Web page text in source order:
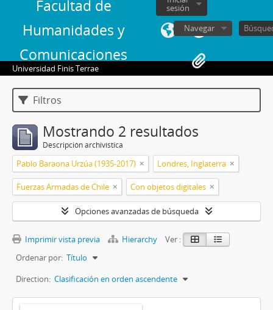
Facultad de
Humanidades y
Comunicaciones
sesión
Navegar
Universidad Finis Terrae
Filtros
Mostrando 2 resultados
Descripción archivística
Pablo Baraona Urzúa (1935-2017) Londres, Inglaterra
Fuerzas Armadas de Chile Con objetos digitales
Opciones avanzadas de búsqueda
Imprimir vista previa Hierarchy
Ver :
Ordenar por: Título
Direction: Clasificación en orden ascendente